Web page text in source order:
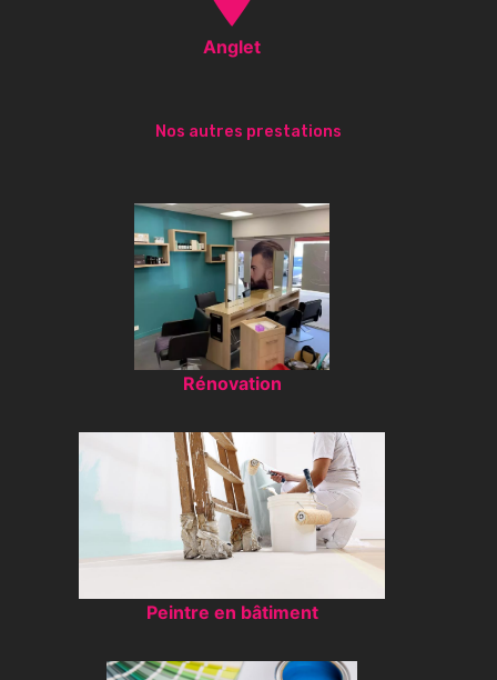
Anglet
Nos autres prestations
Rénovation
Peintre en bâtiment